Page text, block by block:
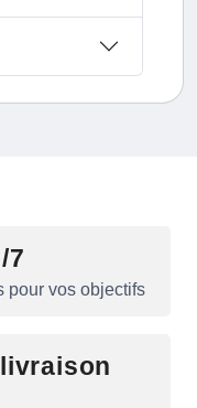
7
pour vos objectifs